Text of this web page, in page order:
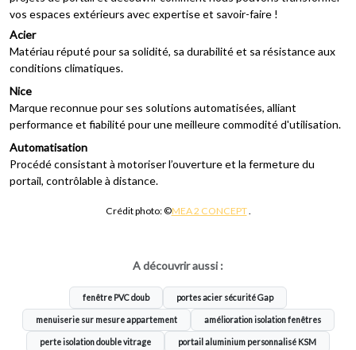
vos espaces extérieurs avec expertise et savoir-faire !
Acier
Matériau réputé pour sa solidité, sa durabilité et sa résistance aux
conditions climatiques.
Nice
Marque reconnue pour ses solutions automatisées, alliant
performance et fiabilité pour une meilleure commodité d'utilisation.
Automatisation
Procédé consistant à motoriser l’ouverture et la fermeture du
portail, contrôlable à distance.
Crédit photo: ©MEA 2 CONCEPT.
A découvrir aussi :
fenêtre PVC doub portes acier sécurité Gap
menuiserie sur mesure appartement amélioration isolation fenêtres
perte isolation double vitrage portail aluminium personnalisé KSM